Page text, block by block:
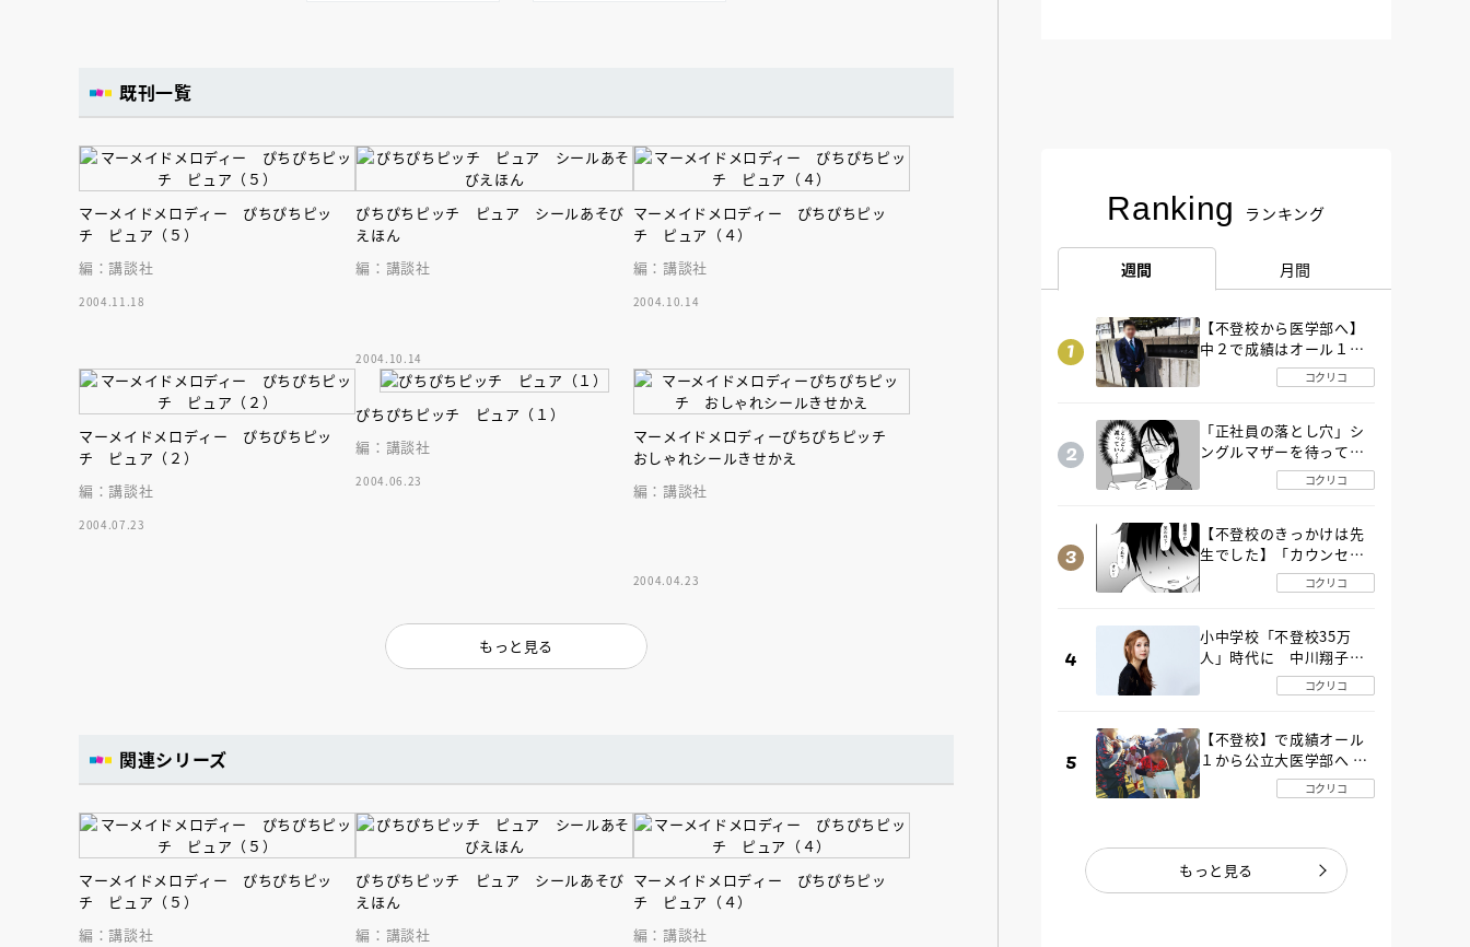
既刊一覧
マーメイドメロディー ぴちぴちピッ
チ ピュア（５）
編：講談社
2004.11.18
ぴちぴちピッチ ピュア シールあそび
えほん
編：講談社
2004.10.14
マーメイドメロディー ぴちぴちピッ
チ ピュア（４）
編：講談社
2004.10.14
マーメイドメロディー ぴちぴちピッ
チ ピュア（２）
編：講談社
2004.07.23
ぴちぴちピッチ ピュア（１）
編：講談社
2004.06.23
マーメイドメロディーぴちぴちピッチ
おしゃれシールきせかえ
編：講談社
2004.04.23
もっと見る
関連シリーズ
マーメイドメロディー ぴちぴちピッ
チ ピュア（５）
編：講談社
ぴちぴちピッチ ピュア シールあそび
えほん
編：講談社
マーメイドメロディー ぴちぴちピッ
チ ピュア（４）
編：講談社
Ranking ランキング
週間 月間
【不登校から医学部へ】
中２で成績はオール１
「昼夜逆転」したわが子
を”夜遊び”に連れ出した
コクリコ
「正社員の落とし穴」シ
ングルマザーを待ってい
た“魔の２年間”【後編】
コクリコ
【不登校のきっかけは先
生でした】「カウンセリ
ングの時間」生徒の情報
をバラしたのは…《第２
コクリコ
小中学校「不登校35万
人」時代に 中川翔子さ
んが審査委員長「不登校
生動画甲子園 2026」が開
コクリコ
【不登校】で成績オール
１から公立大医学部へ 中
２で起立性調節障害「治
るまで３年」の診断 その
コクリコ
もっと見る